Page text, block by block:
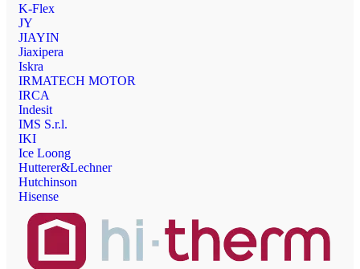
K-Flex
JY
JIAYIN
Jiaxipera
Iskra
IRMATECH MOTOR
IRCA
Indesit
IMS S.r.l.
IKI
Ice Loong
Hutterer&Lechner
Hutchinson
Hisense